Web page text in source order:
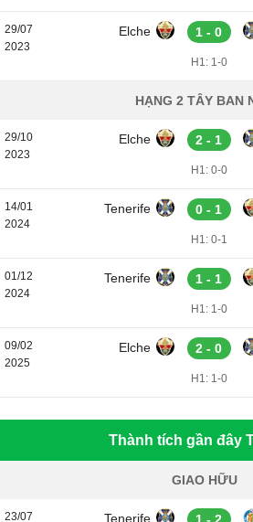
29/07
2023
Elche 1 - 0
H1: 1-0
HẠNG 2 TÂY BAN
29/10
2023
Elche 2 - 1
H1: 0-0
14/01
2024
Tenerife 0 - 1
H1: 0-1
01/12
2024
Tenerife 1 - 1
H1: 1-0
09/02
2025
Elche 2 - 0
H1: 1-0
Thành tích gần đây
GIAO HỮU
23/07
Tenerife